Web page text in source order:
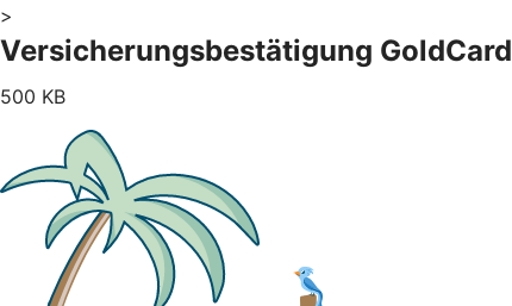
>
Versicherungsbestätigung GoldCard
500 KB